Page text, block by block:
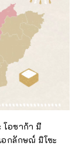
โอซาก้า มี
กลักษณ์ มิโซะ